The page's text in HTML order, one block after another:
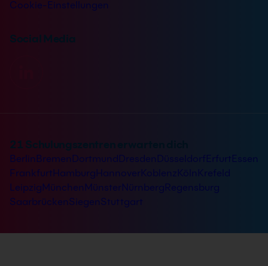
Cookie-Einstellungen
Social Media
21 Schulungszentren erwarten dich
Berlin Bremen Dortmund ErfurtEssen
FrankfurtHamburgHannover
Krefeld
LeipzigMünchen Münster
SaarbrückenSiegen Stuttgart